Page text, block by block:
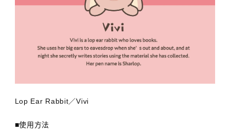
Lop Ear Rabbit／Vivi
■使用方法